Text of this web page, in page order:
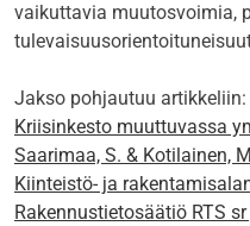
vaikuttavia muutosvoimia,
Jakso pohjautuu artikkeliin:
Kriisinkesto muuttuvassa
Saarimaa, S. & Kotilainen,
Kiinteistö- ja
Rakennustietosäätiö RTS